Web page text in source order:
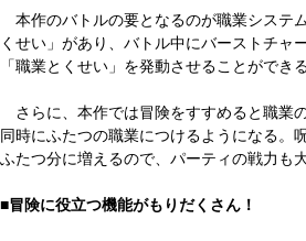
本作のバトルの要となるのが職業システ
くせい」があり、バトル中にバーストチャ
「職業とくせい」を発動させることができる
さらに、本作では冒険をすすめると職業
同時にふたつの職業につけるようになる。
ふたつ分に増えるので、パーティの戦力も
■冒険に役立つ機能がもりだくさん！